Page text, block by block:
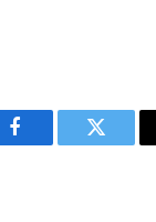
Facebook Twitter